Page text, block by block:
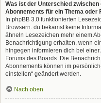
Was ist der Unterschied
Abonnements für ein Thema oder
In phpBB 3.0 funktionierten
Browsern: du bekamst keine
ähneln Lesezeichen mehr einem
Benachrichtigung erhalten, wenn
hingegen informieren dich bei
Forums des Boards. Die
Abonnements können im
einstellen“ geändert werden.
Nach oben